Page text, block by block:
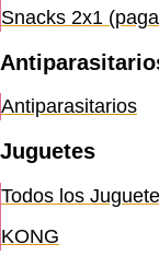
Snacks 2x1
Antiparasitarios
Juguetes
Todos los
KONG